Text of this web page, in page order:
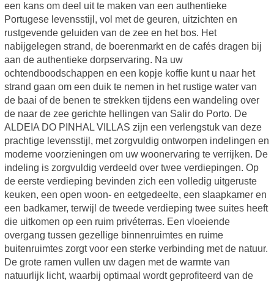
een kans om deel uit te maken van een authentieke
Portugese levensstijl, vol met de geuren, uitzichten en
rustgevende geluiden van de zee en het bos. Het
nabijgelegen strand, de boerenmarkt en de cafés dragen bij
aan de authentieke dorpservaring. Na uw
ochtendboodschappen en een kopje koffie kunt u naar het
strand gaan om een duik te nemen in het rustige water van
de baai of de benen te strekken tijdens een wandeling over
de naar de zee gerichte hellingen van Salir do Porto. De
ALDEIA DO PINHAL VILLAS zijn een verlengstuk van deze
prachtige levensstijl, met zorgvuldig ontworpen indelingen en
moderne voorzieningen om uw woonervaring te verrijken. De
indeling is zorgvuldig verdeeld over twee verdiepingen. Op
de eerste verdieping bevinden zich een volledig uitgeruste
keuken, een open woon- en eetgedeelte, een slaapkamer en
een badkamer, terwijl de tweede verdieping twee suites heeft
die uitkomen op een ruim privéterras. Een vloeiende
overgang tussen gezellige binnenruimtes en ruime
buitenruimtes zorgt voor een sterke verbinding met de natuur.
De grote ramen vullen uw dagen met de warmte van
natuurlijk licht, waarbij optimaal wordt geprofiteerd van de